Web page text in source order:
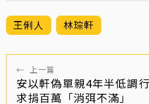
王俐人 林琮軒
← 上一篇
安以軒偽單親4年半低調
求捐百萬「消弭不滿」